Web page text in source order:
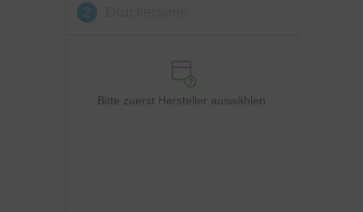
OKI
Bitte zuerst Hersteller auswählen